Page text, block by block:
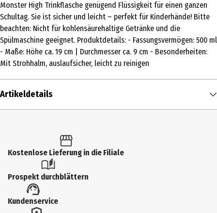
Monster High Trinkflasche genügend Flüssigkeit für einen ganzen
Schultag. Sie ist sicher und leicht – perfekt für Kinderhände! Bitte
beachten: Nicht für kohlensäurehaltige Getränke und die
Spülmaschine geeignet. Produktdetails: - Fassungsvermögen: 500 ml
- Maße: Höhe ca. 19 cm | Durchmesser ca. 9 cm - Besonderheiten:
Mit Strohhalm, auslaufsicher, leicht zu reinigen
Artikeldetails
Produkttyp
Sonstiger Schulbedarf
Hersteller
Undercover GmbH
Kostenlose Lieferung in die Filiale
Prospekt durchblättern
Kundenservice